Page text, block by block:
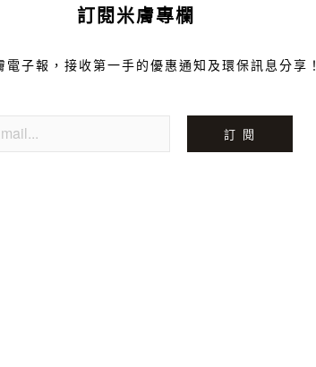
訂閱米膚專欄
電子報，接收第一手的優惠通知及環保訊息分享！
訂 閱